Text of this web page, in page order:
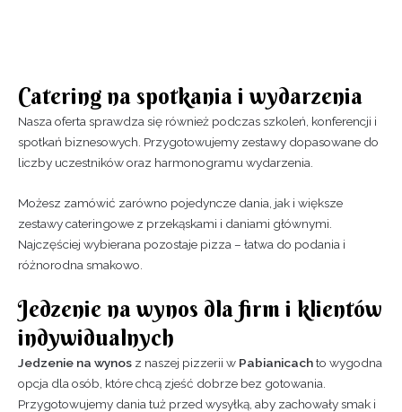
Catering na spotkania i wydarzenia
Nasza oferta sprawdza się również podczas szkoleń, konferencji i
spotkań biznesowych. Przygotowujemy zestawy dopasowane do
liczby uczestników oraz harmonogramu wydarzenia.
Możesz zamówić zarówno pojedyncze dania, jak i większe
zestawy cateringowe z przekąskami i daniami głównymi.
Najczęściej wybierana pozostaje pizza – łatwa do podania i
różnorodna smakowo.
Jedzenie na wynos dla firm i klientów
indywidualnych
Jedzenie na wynos z naszej pizzerii w Pabianicachto wygodna
opcja dla osób, które chcą zjeść dobrze bez gotowania.
Przygotowujemy dania tuż przed wysyłką, aby zachowały smak i